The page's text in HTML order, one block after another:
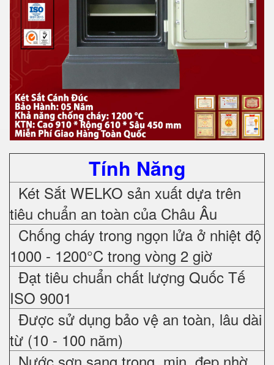
Tính Năng
Két Sắt WELKO sản xuất dựa trên
tiêu chuẩn an toàn của Châu Âu
Chống cháy trong ngọn lửa ở nhiệt độ
1000 - 1200°C trong vòng 2 giờ
Đạt tiêu chuẩn chất lượng Quốc Tế
ISO 9001
Được sử dụng bảo vệ an toàn, lâu dài
từ (10 - 100 năm)